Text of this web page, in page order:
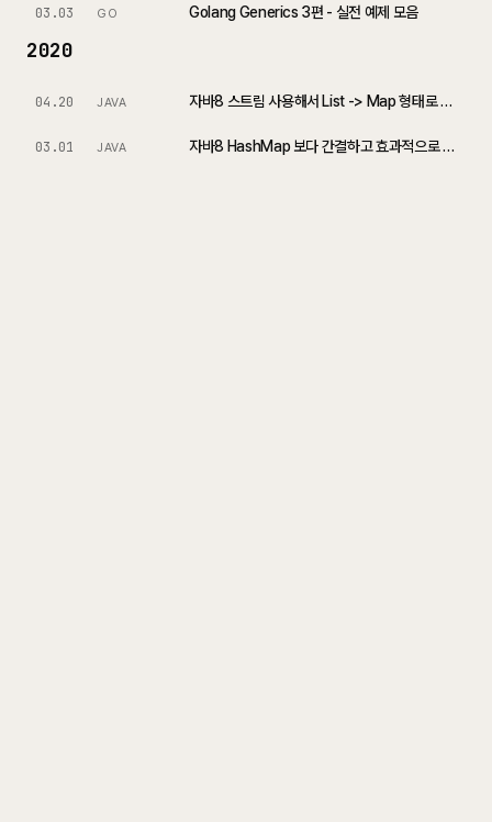
03.03 GO Golang Generics 3편 - 실전 예제 모음
2020
04.20 JAVA 자바8 스트림 사용해서 List -> Map 형태로 변환하는 방법
03.01 JAVA 자바8 HashMap 보다 간결하고 효과적으로 작성하기